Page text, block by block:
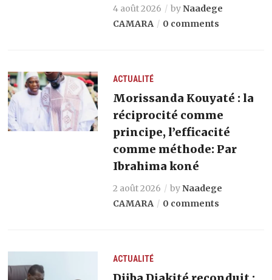
4 août 2026 byNaadege
CAMARA
0 comments
ACTUALITÉ
Morissanda Kouyaté : la
réciprocité comme
principe, l’efficacité
comme méthode: Par
Ibrahima koné
2 août 2026 byNaadege
CAMARA
0 comments
ACTUALITÉ